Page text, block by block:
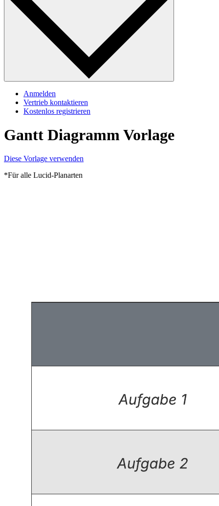
Anmelden
Vertrieb kontaktieren
Kostenlos registrieren
Gantt Diagramm Vorlage
Diese Vorlage verwenden
*Für alle Lucid-Planarten